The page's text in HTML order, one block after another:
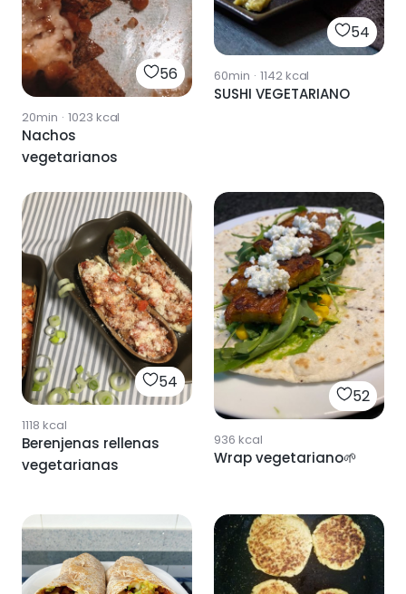
56
20min · 1023 kcal
Nachos
vegetarianos
54
60min · 1142kcal
SUSHI VEGETARIANO
54
1118 kcal
Berenjenas rellenas
vegetarianas
52
936 kcal
Wrap vegetariano🌱